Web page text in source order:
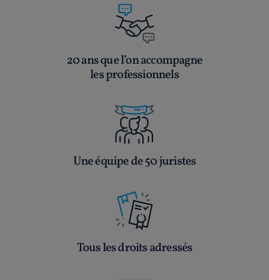
20 ans que l’on accompagne
les professionnels
Une équipe de 50 juristes
Tous les droits adressés